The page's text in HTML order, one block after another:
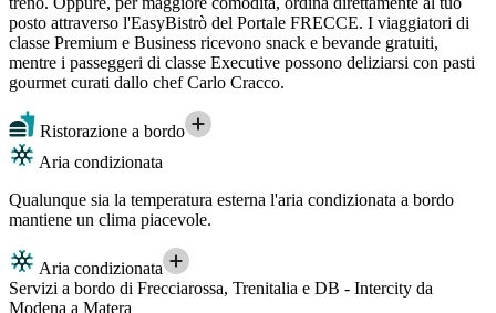
posto attraverso l'EasyBistrò del Portale FRECCE. I viaggiatori di
classe Premium e Business ricevono snack e bevande gratuiti,
mentre i passeggeri di classe Executive possono deliziarsi con pasti
gourmet curati dallo chef Carlo Cracco.
Ristorazione a bordo
Aria condizionata
Qualunque sia la temperatura esterna l'aria condizionata a bordo
mantiene un clima piacevole.
Aria condizionata
Servizi a bordo di Frecciarossa, Trenitalia e DB - Intercity da
Modena a Matera